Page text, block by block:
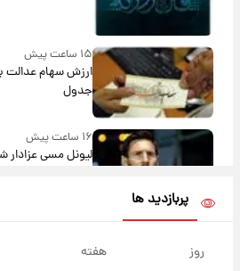
۱۵ ساعت پیش
جدول
۱۶ ساعت پیش
لیونل مسی عزادار شد! + جزئیات
۱۹ ساعت پیش
جهانی در آمریکا + فیلم
ها